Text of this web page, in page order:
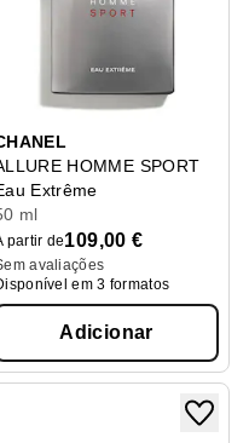
HOMME SPORT
Extrême
ml
partir de109,00 €
avaliações
em 3 formatos
Adicionar